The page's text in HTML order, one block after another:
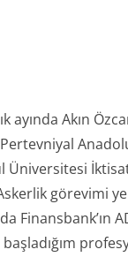
ayında Akın
Üniversitesi
görevimi
Finansbank’ın